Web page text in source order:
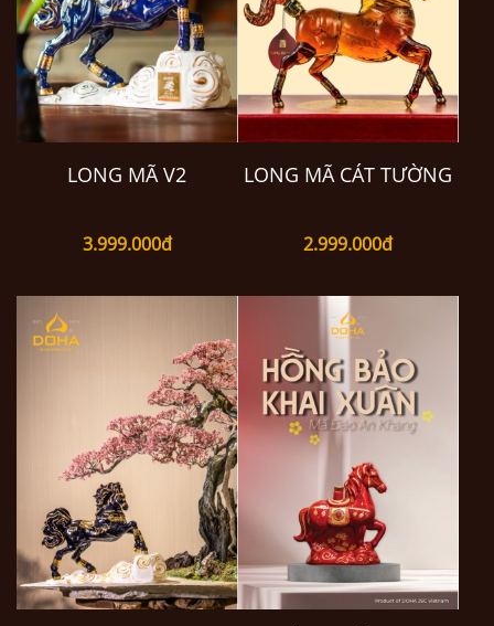
LONG MÃ V2
3.999.000đ
LONG MÃ CÁT TƯỜNG
2.999.000đ